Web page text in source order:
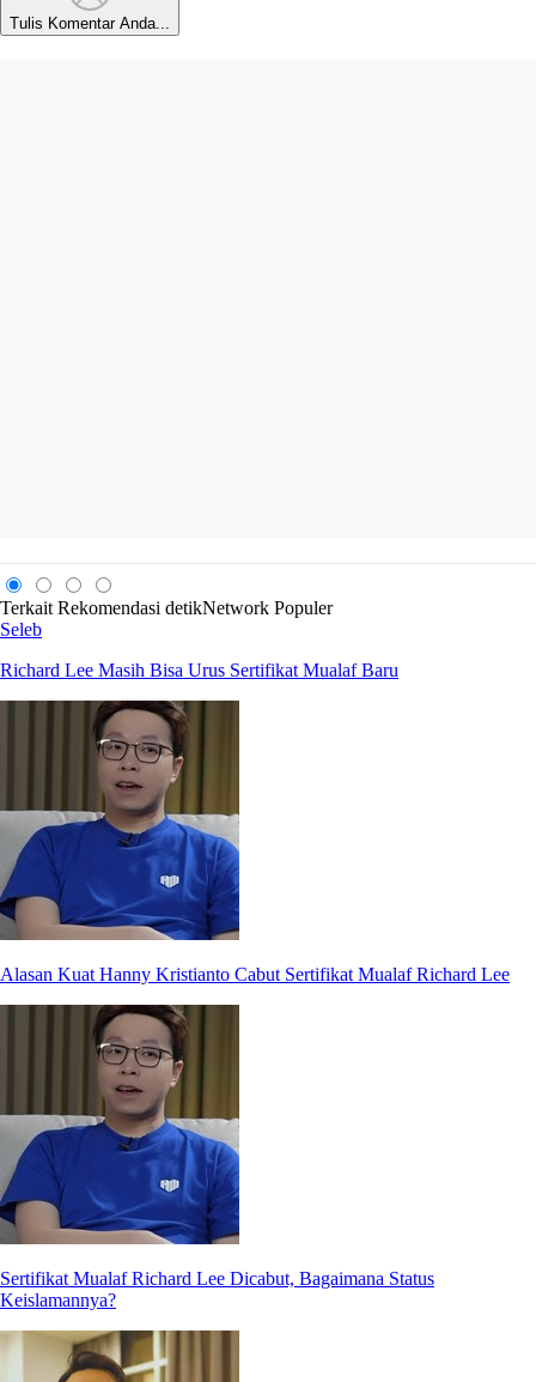
Tulis Komentar Anda...
Terkait Rekomendasi detikNetwork Populer
Seleb
Richard Lee Masih Bisa Urus Sertifikat Mualaf Baru
Alasan Kuat Hanny Kristianto Cabut Sertifikat Mualaf Richard Lee
Sertifikat Mualaf Richard Lee Dicabut, Bagaimana Status
Keislamannya?